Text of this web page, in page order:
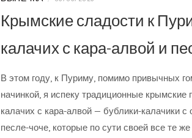
Крымские сладости к
калачих с кара-алвой и
В этом году, к Пуриму, помимо привычных
начинкой, я испеку традиционные
калачих с кара-алвой — бублики-калачики с
песле-чоче, которые по сути своей все те